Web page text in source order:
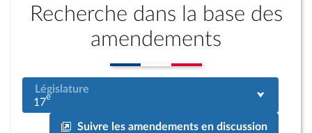
Recherche dans la base des
amendements
Législature
17e
Suivre les amendements en discussion